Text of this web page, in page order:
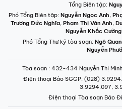
Tổng Biên tập:
Phó Tổng Biên tập: Nguyễn Ngọc Anh,
Trương Đức Nghĩa, Phạm Thị Vân Anh,
Nguyễn Khắc Cường
Phó Tổng Thư ký tòa soạn: Ngô
Nguyễn
Tòa soạn : 432-434 Nguyễn Thị
Điện thoại Báo SGGP: (028)
3.9294.097,
Điện thoại Tòa soạn Báo